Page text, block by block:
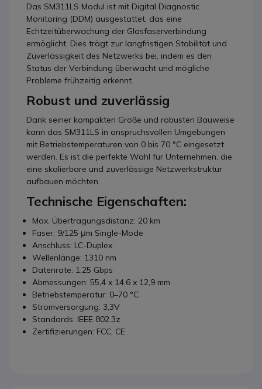
Das SM311LS Modul ist mit Digital Diagnostic
Monitoring (DDM) ausgestattet, das eine
Echtzeitüberwachung der Glasfaserverbindung
ermöglicht. Dies trägt zur langfristigen Stabilität und
Zuverlässigkeit des Netzwerks bei, indem es den
Status der Verbindung überwacht und mögliche
Probleme frühzeitig erkennt.
Robust und zuverlässig
Dank seiner kompakten Größe und robusten Bauweise
kann das SM311LS in anspruchsvollen Umgebungen
mit Betriebstemperaturen von 0 bis 70 °C eingesetzt
werden. Es ist die perfekte Wahl für Unternehmen, die
eine skalierbare und zuverlässige Netzwerkstruktur
aufbauen möchten.
Technische Eigenschaften:
Max. Übertragungsdistanz: 20 km
Faser: 9/125 μm Single-Mode
Anschluss: LC-Duplex
Wellenlänge: 1310 nm
Datenrate: 1,25 Gbps
Abmessungen: 55,4 x 14,6 x 12,9 mm
Betriebstemperatur: 0–70 °C
Stromversorgung: 3,3V
Standards: IEEE 802.3z
Zertifizierungen: FCC, CE